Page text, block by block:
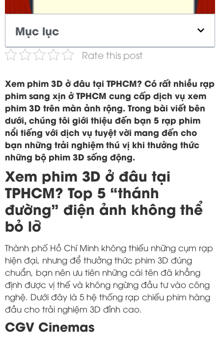
Mục lục
Rate this post
Xem phim 3D ở đâu tại TPHCM? Có rất nhiều rạp
phim sang xịn ở TPHCM cung cấp dịch vụ xem
phim 3D trên màn ảnh rộng. Trong bài viết bên
dưới, chúng tôi giới thiệu đến bạn 5 rạp phim
nổi tiếng với dịch vụ tuyệt vời mang đến cho
bạn những trải nghiệm thú vị khi thưởng thức
những bộ phim 3D sống động.
Xem phim 3D ở đâu tại
TPHCM? Top 5 “thánh
đường” điện ảnh không thể
bỏ lỡ
Thành phố Hồ Chí Minh không thiếu những cụm rạp
hiện đại, nhưng để thưởng thức phim 3D đúng
chuẩn, bạn nên ưu tiên những cái tên đã khẳng
định được vị thế và không ngừng đầu tư vào công
nghệ. Dưới đây là 5 hệ thống rạp chiếu phim hàng
đầu cho trải nghiệm 3D đỉnh cao.
CGV Cinemas